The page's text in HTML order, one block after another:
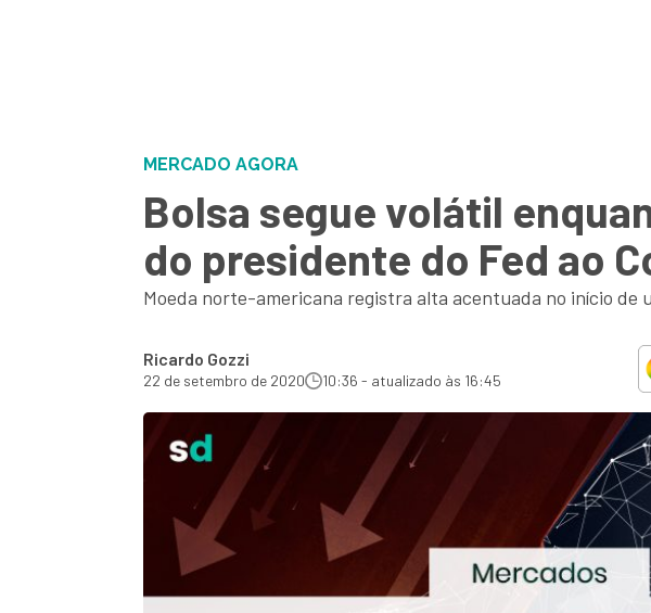
MERCADO AGORA
Bolsa segue volátil
do presidente do Fed ao
Moeda norte-americana registra alta acentuada no início de
Ricardo Gozzi
22 de setembro de 2020 10:36 - atualizado às 16:45